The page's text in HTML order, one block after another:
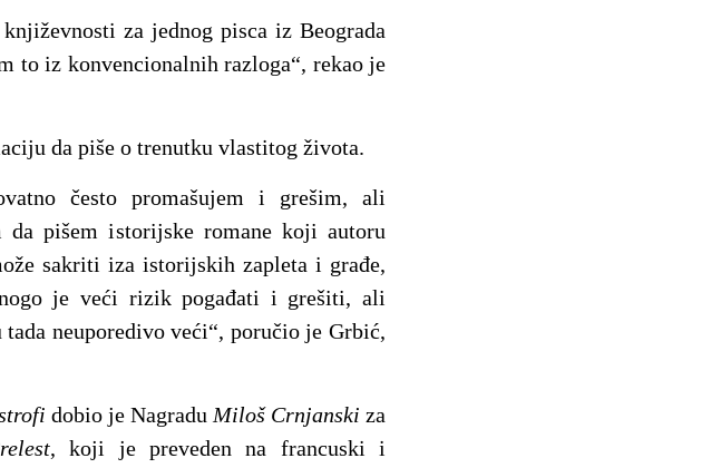
za jednog pisca iz Beograda
to iz konvencionalnih razloga“, rekao je
da piše o trenutku vlastitog života.
često promašujem i grešim, ali
pišem istorijske romane koji autoru
sakriti iza istorijskih zapleta i građe,
je veći rizik pogađati i grešiti, ali
neuporedivo veći“, poručio je Grbić,
dobio je NagraduMiloš Crnjanski za
, koji je preveden na francuski i